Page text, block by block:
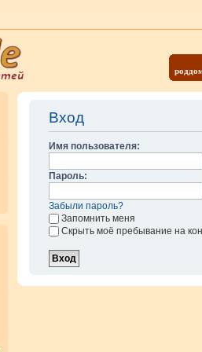
Вход
Имя пользователя:
Пароль:
Забыли пароль?
Запомнить меня
Скрыть моё пребывание на